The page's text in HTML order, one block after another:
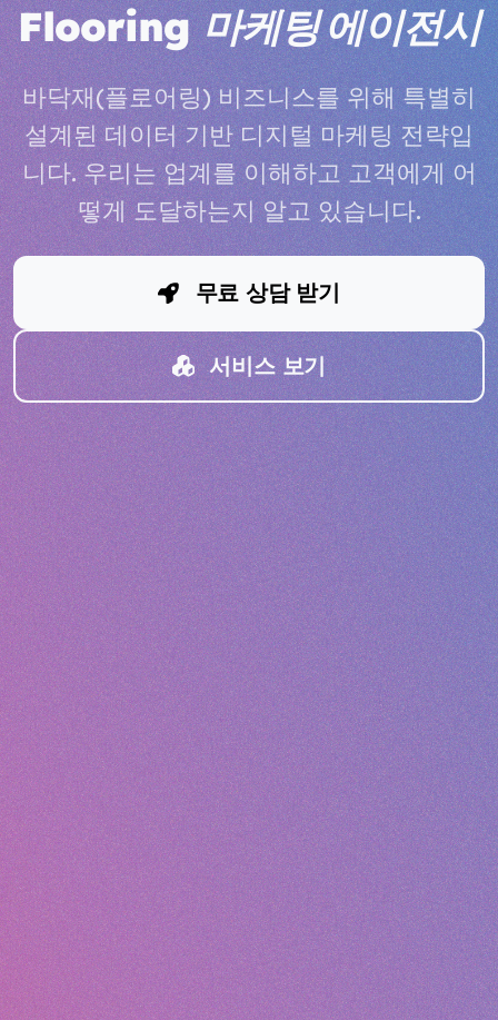
Flooring마케팅 에이전시
바닥재(플로어링) 비즈니스를 위해 특별히
설계된 데이터 기반 디지털 마케팅 전략입
니다. 우리는 업계를 이해하고 고객에게 어
떻게 도달하는지 알고 있습니다.
무료 상담 받기
서비스 보기